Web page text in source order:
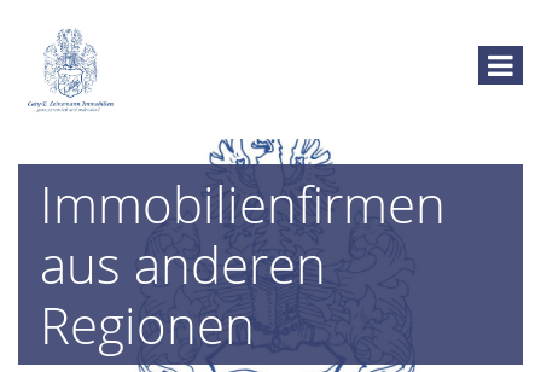
Immobilienfirmen
aus anderen
Regionen